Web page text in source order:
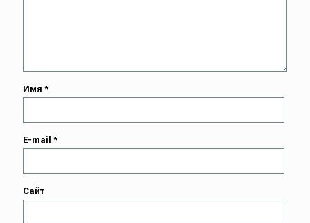
Имя *
E-mail *
Сайт